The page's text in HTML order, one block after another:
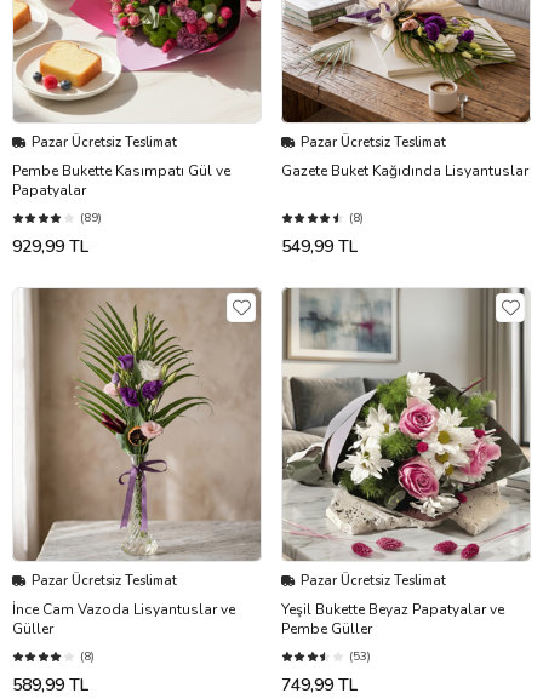
Pazar Ücretsiz Teslimat
Pembe Bukette Kasımpatı Gül ve
Papatyalar
(89)
929,99 TL
Pazar Ücretsiz Teslimat
Gazete Buket Kağıdında Lisyantuslar
(8)
549,99 TL
Pazar Ücretsiz Teslimat
İnce Cam Vazoda Lisyantuslar ve
Güller
(8)
589,99 TL
Pazar Ücretsiz Teslimat
Yeşil Bukette Beyaz Papatyalar ve
Pembe Güller
(53)
749,99 TL